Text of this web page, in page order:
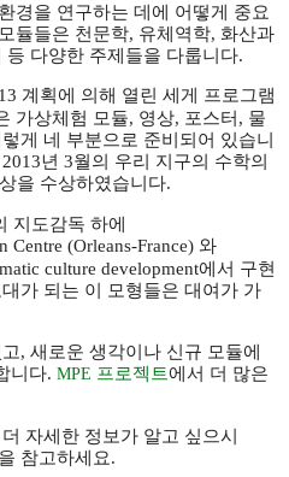
경을 연구하는 데에 어떻게 중요
듈들은 천문학, 유체역학, 화산과
다양한 주제들을 다룹니다.
계획에 의해 열린 세게 프로그램
가상체험 모듈, 영상, 포스터, 물
게 네 부분으로 준비되어 있습니
년 3월의 우리 지구의 수학의
을 수상하였습니다.
지도감독 하에
Centre (Orleans-France) 와
culture development에서 구현
가 되는 이 모형들은 대여가 가
, 새로운 생각이나 신규 모듈에
니다. MPE 프로젝트에서 더 많은
자세한 정보가 알고 싶으시
을 참고하세요.